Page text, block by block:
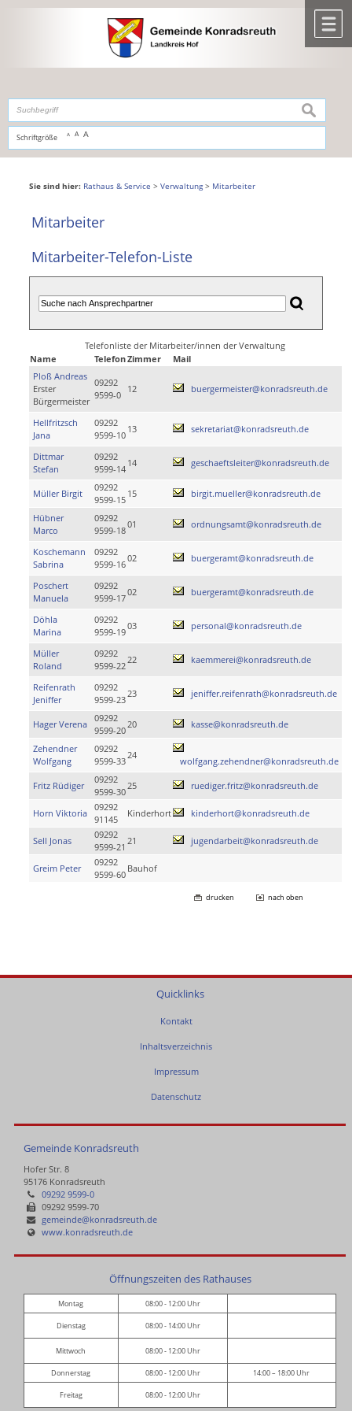
,zur Navigationoderzur Startseitespringen.
Schriftgröße A A A
suchen
Sie sind hier: Rathaus & Service > Verwaltung> Mitarbeiter
Mitarbeiter
Mitarbeiter-Telefon-Liste
Telefonliste der Mitarbeiter/innen der Verwaltung
Name
TelefonZimmer
Mail
Ploß Andreas
Erster
Bürgermeister
09292
9599-0
12 buergermeister@konradsreuth.de
Hellfritzsch
Jana
09292
9599-10
13 sekretariat@konradsreuth.de
Dittmar
Stefan
09292
9599-14
14 geschaeftsleiter@konradsreuth.de
Müller Birgit
09292
9599-15
15 birgit.mueller@konradsreuth.de
Hübner
Marco
09292
9599-18
01 ordnungsamt@konradsreuth.de
Koschemann
Sabrina
09292
9599-16
02 buergeramt@konradsreuth.de
Poschert
Manuela
09292
9599-17
02 buergeramt@konradsreuth.de
Döhla
Marina
09292
9599-19
03 personal@konradsreuth.de
Müller
Roland
09292
9599-22
22 kaemmerei@konradsreuth.de
Reifenrath
Jeniffer
09292
9599-23
23 jeniffer.reifenrath@konradsreuth.de
Hager Verena
09292
9599-20
20 kasse@konradsreuth.de
Zehendner
Wolfgang
09292
9599-33
24
wolfgang.zehendner@konradsreuth.de
Fritz Rüdiger
09292
9599-30
25 ruediger.fritz@konradsreuth.de
Horn Viktoria
09292
91145
Kinderhort kinderhort@konradsreuth.de
Sell Jonas
09292
9599-21
21 jugendarbeit@konradsreuth.de
Greim Peter
09292
9599-60
Bauhof
drucken nach oben
Quicklinks
Kontakt
Inhaltsverzeichnis
Impressum
Datenschutz
Gemeinde Konradsreuth
Hofer Str. 8
95176 Konradsreuth
09292 9599-0
09292 9599-70
gemeinde@konradsreuth.de
www.konradsreuth.de
Öffnungszeiten des Rathauses
Montag 08:00 - 12:00 Uhr
Dienstag 08:00 - 14:00 Uhr
Mittwoch 08:00 - 12:00 Uhr
Donnerstag 08:00 - 12:00 Uhr 14:00 – 18:00 Uhr
Freitag 08:00 - 12:00 Uhr